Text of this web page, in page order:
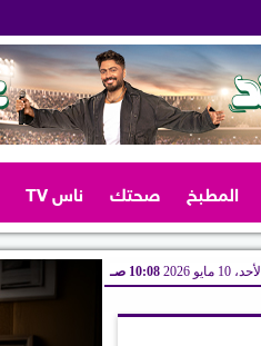
المطبخ صحتك ناس TV
الأحد، 10 مايو 2026 10:08 صـ